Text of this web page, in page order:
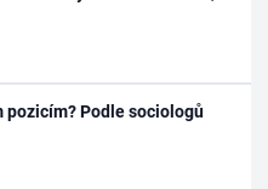
pozicím? Podle sociologů